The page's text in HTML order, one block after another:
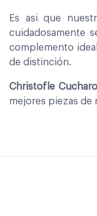
Es asi que
cuidadosamente
complemento
de distinción.
Christofle
mejores piezas de